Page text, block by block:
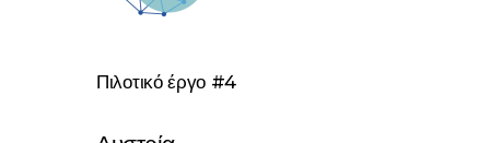
Πιλοτικό έργο #4